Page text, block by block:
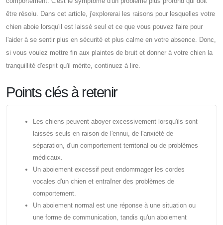
être résolu. Dans cet article, j'explorerai les raisons pour lesquelles votre
chien aboie lorsqu'il est laissé seul et ce que vous pouvez faire pour
l'aider à se sentir plus en sécurité et plus calme en votre absence. Donc,
si vous voulez mettre fin aux plaintes de bruit et donner à votre chien la
tranquillité d'esprit qu'il mérite, continuez à lire.
Points clés à retenir
Les chiens peuvent aboyer excessivement lorsqu'ils sont
laissés seuls en raison de l'ennui, de l'anxiété de
séparation, d'un comportement territorial ou de problèmes
médicaux.
Un aboiement excessif peut endommager les cordes
vocales d'un chien et entraîner des problèmes de
comportement.
Un aboiement normal est une réponse à une situation ou
une forme de communication, tandis qu'un aboiement